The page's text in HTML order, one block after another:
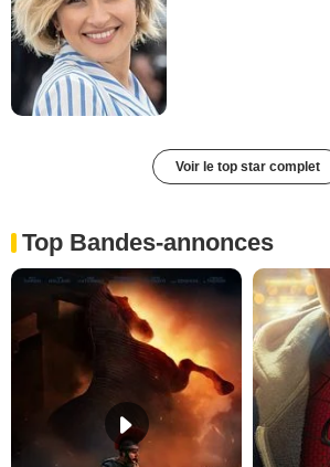
Voir le top star complet
Top Bandes-annonces